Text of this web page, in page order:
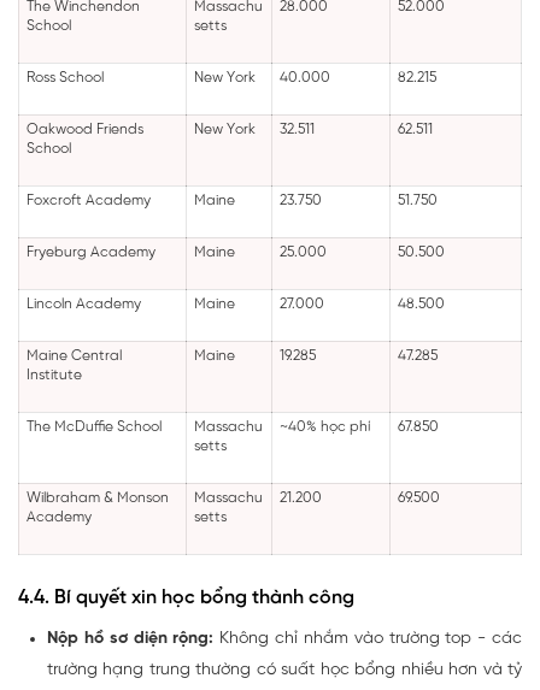
The Winchendon
School
Massachu
setts
28.000 52.000
Ross School New York 40.000 82.215
Oakwood Friends
School
New York 32.511 62.511
Foxcroft Academy Maine 23.750 51.750
Fryeburg Academy Maine 25.000 50.500
Lincoln Academy Maine 27.000 48.500
Maine Central
Institute
Maine 19.285 47.285
The McDuffie School
Massachu
setts
~40% học phí 67.850
Wilbraham & Monson
Academy
Massachu
setts
21.200 69.500
4.4. Bí quyết xin học bổng thành công
Nộp hồ sơ diện rộng: Không chỉ nhắm vào trường top - các
trường hạng trung thường có suất học bổng nhiều hơn và tỷ